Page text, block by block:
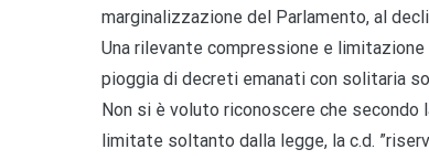
marginalizzazione del Parlamento, al
Una rilevante compressione e
pioggia di decreti emanati con solitaria
Non si è voluto riconoscere che
limitate soltanto dalla legge, la c.d.